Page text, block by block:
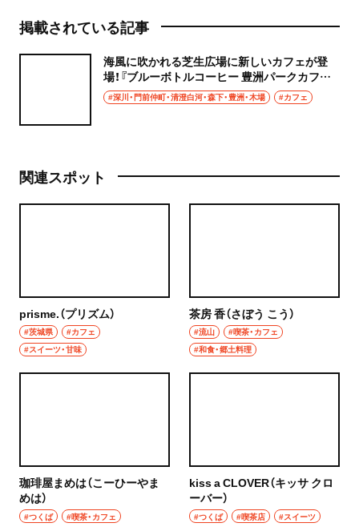
掲載されている記事
海風に吹かれる芝生広場に新しいカフェが登
場！『ブルーボトルコーヒー 豊洲パークカフェ』
がオープン
#深川・門前仲町・清澄白河・森下・豊洲・木場 #カフェ
関連スポット
prisme.（プリズム）
#茨城県
#カフェ
#スイーツ・甘味
茶房 香（さぼう こう）
#流山
#喫茶・カフェ
#和食・郷土料理
珈琲屋まめは（こーひーやま
めは）
#つくば #喫茶・カフェ
kiss a CLOVER（キッサ クロ
ーバー）
#つくば #喫茶店 #スイーツ